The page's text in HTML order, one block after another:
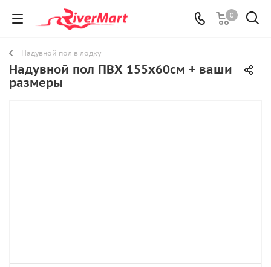
0
Надувной пол в лодку
Надувной пол ПВХ 155х60см + ваши
размеры